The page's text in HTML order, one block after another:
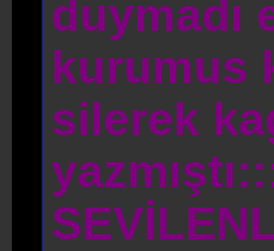
duymadı
kurumus
silerek